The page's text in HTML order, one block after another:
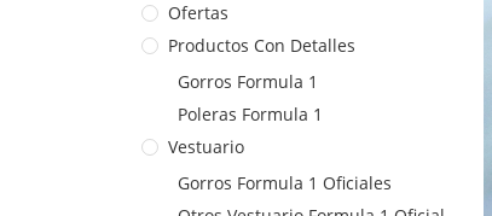
Ofertas
Productos Con Detalles
Gorros Formula 1
Poleras Formula 1
Vestuario
Gorros Formula 1 Oficiales